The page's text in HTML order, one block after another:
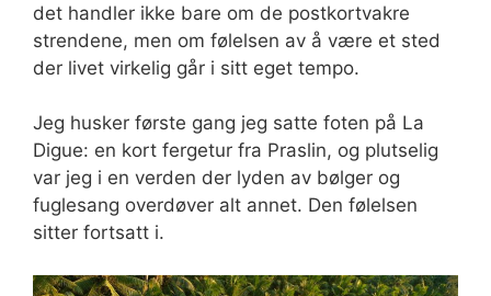
det handler ikke bare om de postkortvakre
strendene, men om følelsen av å være et sted
der livet virkelig går i sitt eget tempo.
Jeg husker første gang jeg satte foten på La
Digue: en kort fergetur fra Praslin, og plutselig
var jeg i en verden der lyden av bølger og
fuglesang overdøver alt annet. Den følelsen
sitter fortsatt i.